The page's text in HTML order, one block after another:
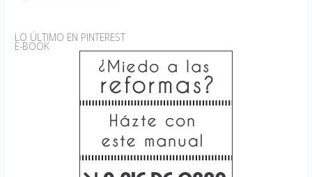
LO ÚLTIMO EN PINTEREST
E-BOOK